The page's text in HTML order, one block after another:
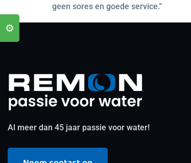
geen sores en goede service.”
Al meer dan 45 jaar passie voor water!
⚙️